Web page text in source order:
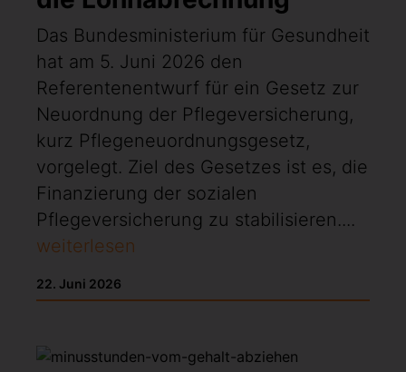
Das Bundesministerium für Gesundheit
hat am 5. Juni 2026 den
Referentenentwurf für ein Gesetz zur
Neuordnung der Pflegeversicherung,
kurz Pflegeneuordnungsgesetz,
vorgelegt. Ziel des Gesetzes ist es, die
Finanzierung der sozialen
Pflegeversicherung zu stabilisieren....
weiterlesen
22. Juni 2026